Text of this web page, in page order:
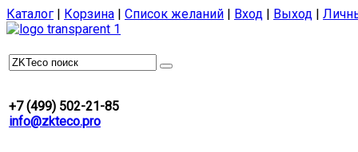
Каталог | Корзина | Список желаний | Вход | Выход |
+7 (499) 502-21-85
info@zkteco.pro